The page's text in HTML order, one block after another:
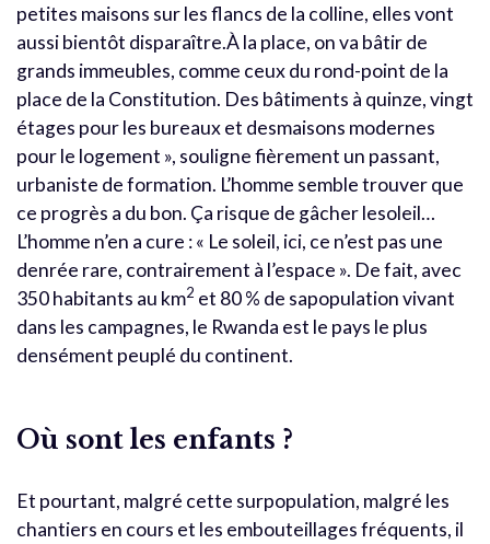
petites maisons sur les flancs de la colline, elles vont
aussi bientôt disparaître.À la place, on va bâtir de
grands immeubles, comme ceux du rond-point de la
place de la Constitution. Des bâtiments à quinze, vingt
étages pour les bureaux et desmaisons modernes
pour le logement », souligne fièrement un passant,
urbaniste de formation. L’homme semble trouver que
ce progrès a du bon. Ça risque de gâcher lesoleil…
L’homme n’en a cure : « Le soleil, ici, ce n’est pas une
denrée rare, contrairement à l’espace ». De fait, avec
350 habitants au km2 et 80 % de sapopulation vivant
dans les campagnes, le Rwanda est le pays le plus
densément peuplé du continent.
Où sont les enfants ?
Et pourtant, malgré cette surpopulation, malgré les
chantiers en cours et les embouteillages fréquents, il